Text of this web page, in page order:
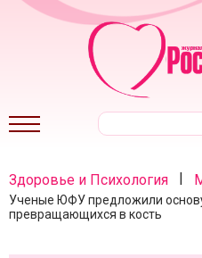
Здоровье и Психология |
Ученые ЮФУ предложили
превращающихся в кость